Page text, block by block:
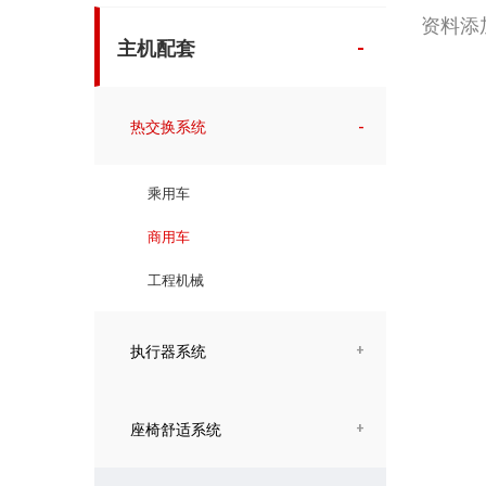
主机配套
热交换系统
乘用车
商用车
工程机械
执行器系统
座椅舒适系统
资料添